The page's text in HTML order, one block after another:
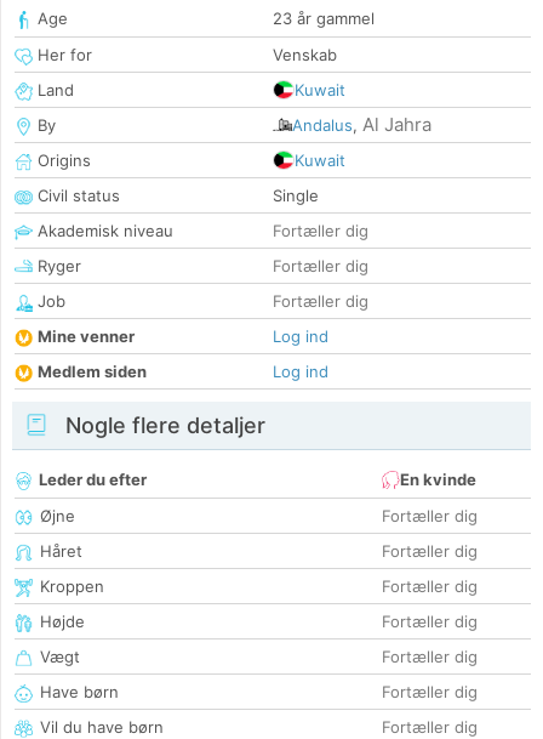
Age
23 år gammel
Her for
Venskab
Land
Kuwait
By
Andalus, Al Jahra
Origins
Kuwait
Civil status
Single
Akademisk niveau
Fortæller dig
Ryger
Fortæller dig
Job
Fortæller dig
Mine venner
Log ind
Medlem siden
Log ind
Nogle flere detaljer
Leder du efter
En kvinde
Øjne
Fortæller dig
Håret
Fortæller dig
Kroppen
Fortæller dig
Højde
Fortæller dig
Vægt
Fortæller dig
Have børn
Fortæller dig
Vil du have børn
Fortæller dig